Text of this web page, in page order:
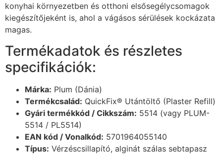
konyhai környezetben és otthoni elsősegélycsomagok
kiegészítőjeként is, ahol a vágásos sérülések kockázata
magas.
Termékadatok és részletes
specifikációk:
Márka: Plum (Dánia)
Termékcsalád: QuickFix® Utántöltő (Plaster Refill)
Gyári termékkód / Cikkszám: 5514 (vagy PLUM-
5514 / PL5514)
EAN kód / Vonalkód: 5701964055140
Típus: Vérzéscsillapító, alginát szálas sebtapasz